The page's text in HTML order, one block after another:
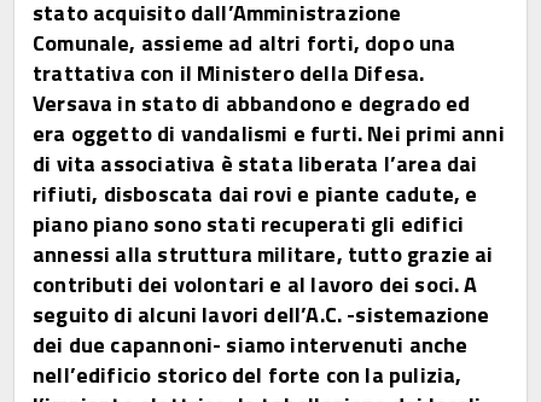
stato acquisito dall’Amministrazione
Comunale, assieme ad altri forti, dopo una
trattativa con il Ministero della Difesa.
Versava in stato di abbandono e degrado ed
era oggetto di vandalismi e furti. Nei primi anni
di vita associativa è stata liberata l’area dai
rifiuti, disboscata dai rovi e piante cadute, e
piano piano sono stati recuperati gli edifici
annessi alla struttura militare, tutto grazie ai
contributi dei volontari e al lavoro dei soci. A
seguito di alcuni lavori dell’A.C. -sistemazione
dei due capannoni- siamo intervenuti anche
nell’edificio storico del forte con la pulizia,